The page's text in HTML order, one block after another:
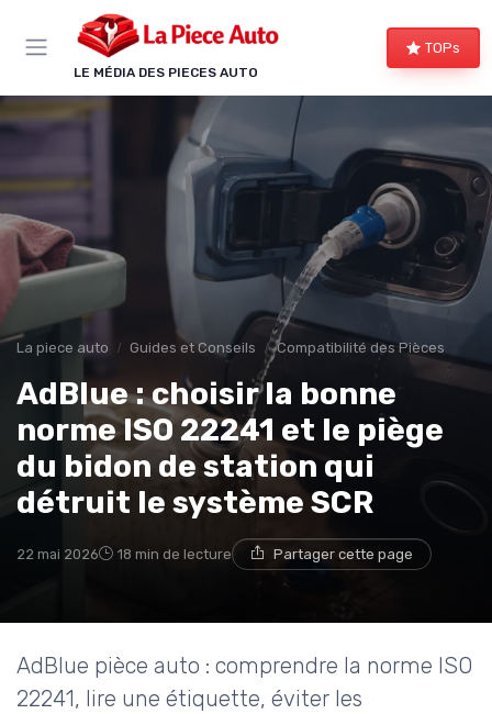
LE MÉDIA DES PIECES AUTO
TOPs
La piece auto Guides et Conseils Compatibilité des Pièces
AdBlue : choisir la bonne
norme ISO 22241 et le piège
du bidon de station qui
détruit le système SCR
22 mai 2026 18 min de lecture Partager cette page
AdBlue pièce auto : comprendre la norme ISO
22241, lire une étiquette, éviter les
Panneau de gestion des cookies